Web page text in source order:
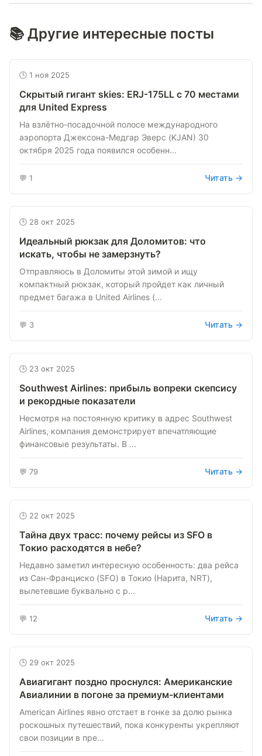
📚 Другие интересные посты
🕒 1 ноя 2025
Скрытый гигант skies: ERJ-175LL с 70 местами
для United Express
На взлётно-посадочной полосе международного
аэропорта Джексона-Медгар Эверс (KJAN) 30
октября 2025 года появился особенн...
💬 1 Читать →
🕒 28 окт 2025
Идеальный рюкзак для Доломитов: что
искать, чтобы не замерзнуть?
Отправляюсь в Доломиты этой зимой и ищу
компактный рюкзак, который пройдет как личный
предмет багажа в United Airlines (...
💬 3 Читать →
🕒 23 окт 2025
Southwest Airlines: прибыль вопреки скепсису
и рекордные показатели
Несмотря на постоянную критику в адрес Southwest
Airlines, компания демонстрирует впечатляющие
финансовые результаты. В ...
💬 79 Читать →
🕒 22 окт 2025
Тайна двух трасс: почему рейсы из SFO в
Токио расходятся в небе?
Недавно заметил интересную особенность: два рейса
из Сан-Франциско (SFO) в Токио (Нарита, NRT),
вылетевшие буквально с р...
💬 12 Читать →
🕒 29 окт 2025
Авиагигант поздно проснулся: Американские
Авиалинии в погоне за премиум-клиентами
American Airlines явно отстает в гонке за долю рынка
роскошных путешествий, пока конкуренты укрепляют
свои позиции в пре...